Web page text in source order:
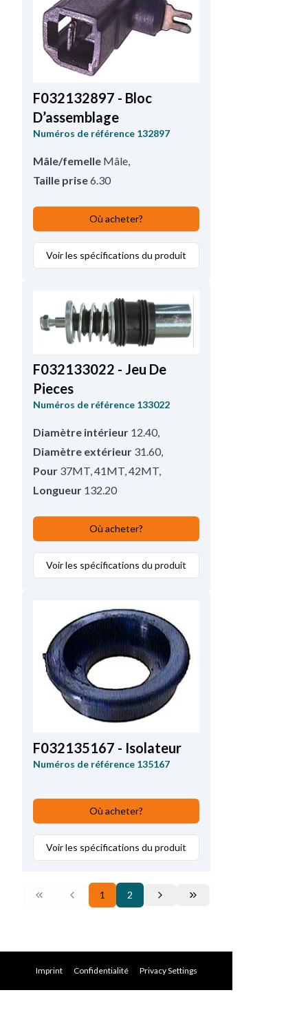
F032132897 - Bloc
D’assemblage
Numéros de référence 132897
Mâle/femelle Mâle,
Taille prise6.30
Où acheter?
Voir les spécifications du produit
F032133022 - Jeu De
Pieces
Numéros de référence 133022
Diamètre intérieur 12.40,
Diamètre extérieur 31.60,
Pour 37MT, 41MT, 42MT,
Longueur 132.20
Où acheter?
Voir les spécifications du produit
F032135167 - Isolateur
Numéros de référence 135167
Où acheter?
Voir les spécifications du produit
1 2
Imprint Confidentialité Privacy Settings